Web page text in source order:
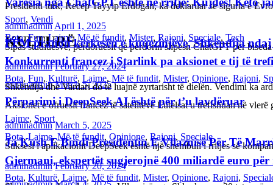
Presidenti turk, Recep Tayyip Erdogan, ka deklaruar se siguria e
Bota,Fun,Lajme,Më të fundit,Mister, Rajoni, Speciale, Tech
Konkurrenti francez i Starlink pa aksionet e tij të
adminadmin March 5, 2025
Aksionet e ofruesit francez të satelitëve Eutelsat u trefishuan në
Bota,Lajme,Më të fundit, Opinione, Rajoni, Speciale
Gjermani, ekspertët sugjerojnë 400 miliardë euro
KULTURË
adminadmin April 1, 2025
Sipas studiuesve, përdoruesit që përdorin shpesh ChatGPT për
Bota, Fun, Kulturë, Lajme, Më të fundit, Mister, Opinione, Rajoni,
Përparimi i DeepSeek AI është për t’u lavdëruar
adminadmin March 5, 2025
Suksesi i aplikacionit DeepSeek është një shembull i rritjes së
Bota, Kulturë, Lajme, Më të fundit, Mister, Opinione, Rajoni,
Sport, Vendi
FFM pranon kërkesën e kuqezinjëve, Shkëndija
adminadmin February 27, 2024
Shkëndija dhe Vardari do të luajnë zyrtarisht të dielën. Vendimi ka
Lajme, Sport
Ja Kush E Bindi Presidentin E Vllaznisë Për Të
adminadmin February 20, 2024